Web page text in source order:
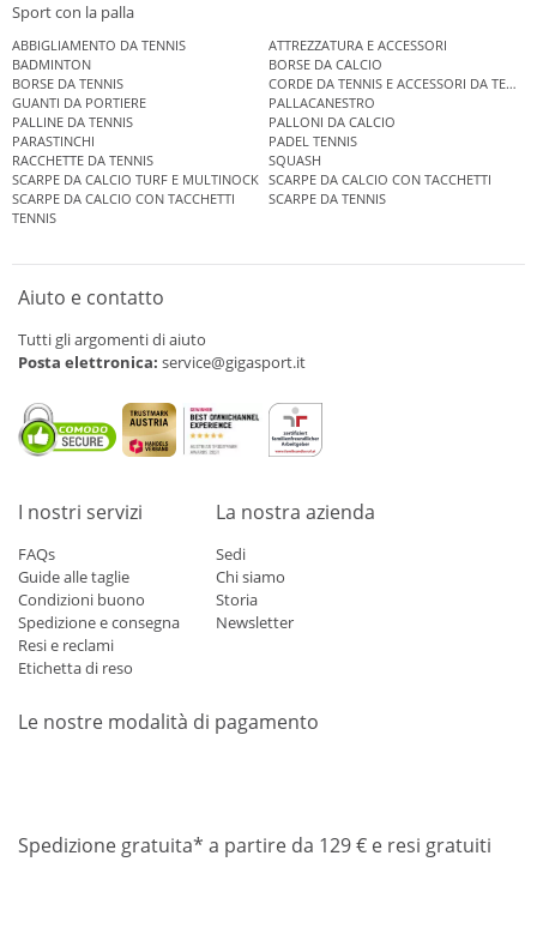
Sport con la palla
ABBIGLIAMENTO DA TENNIS
ATTREZZATURA E ACCESSORI
BADMINTON
BORSE DA CALCIO
BORSE DA TENNIS
CORDE DA TENNIS E ACCESSORI DA TENNIS
GUANTI DA PORTIERE
PALLACANESTRO
PALLINE DA TENNIS
PALLONI DA CALCIO
PARASTINCHI
PADEL TENNIS
RACCHETTE DA TENNIS
SQUASH
SCARPE DA CALCIO TURF E MULTINOCK SCARPE DA CALCIO CON TACCHETTI
SCARPE DA CALCIO CON TACCHETTI
SCARPE DA TENNIS
TENNIS
Aiuto e contatto
Tutti gli argomenti di aiuto
Posta elettronica: service@gigasport.it
I nostri servizi
FAQs
Guide alle taglie
Condizioni buono
Spedizione e consegna
Resi e reclami
Etichetta di reso
La nostra azienda
Sedi
Chi siamo
Storia
Newsletter
Le nostre modalità di pagamento
Spedizione gratuita* a partire da 129 € e resi gratuiti